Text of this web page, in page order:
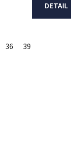
DETAIL
36 39